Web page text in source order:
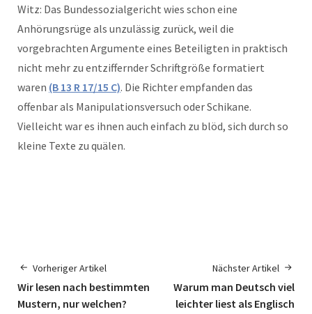
Witz: Das Bundessozialgericht wies schon eine
Anhörungsrüge als unzulässig zurück, weil die
vorgebrachten Argumente eines Beteiligten in praktisch
nicht mehr zu entziffernder Schriftgröße formatiert
waren (B 13 R 17/15 C). Die Richter empfanden das
offenbar als Manipulationsversuch oder Schikane.
Vielleicht war es ihnen auch einfach zu blöd, sich durch so
kleine Texte zu quälen.
Vorheriger Artikel
Wir lesen nach bestimmten
Mustern, nur welchen?
Nächster Artikel
Warum man Deutsch viel
leichter liest als Englisch